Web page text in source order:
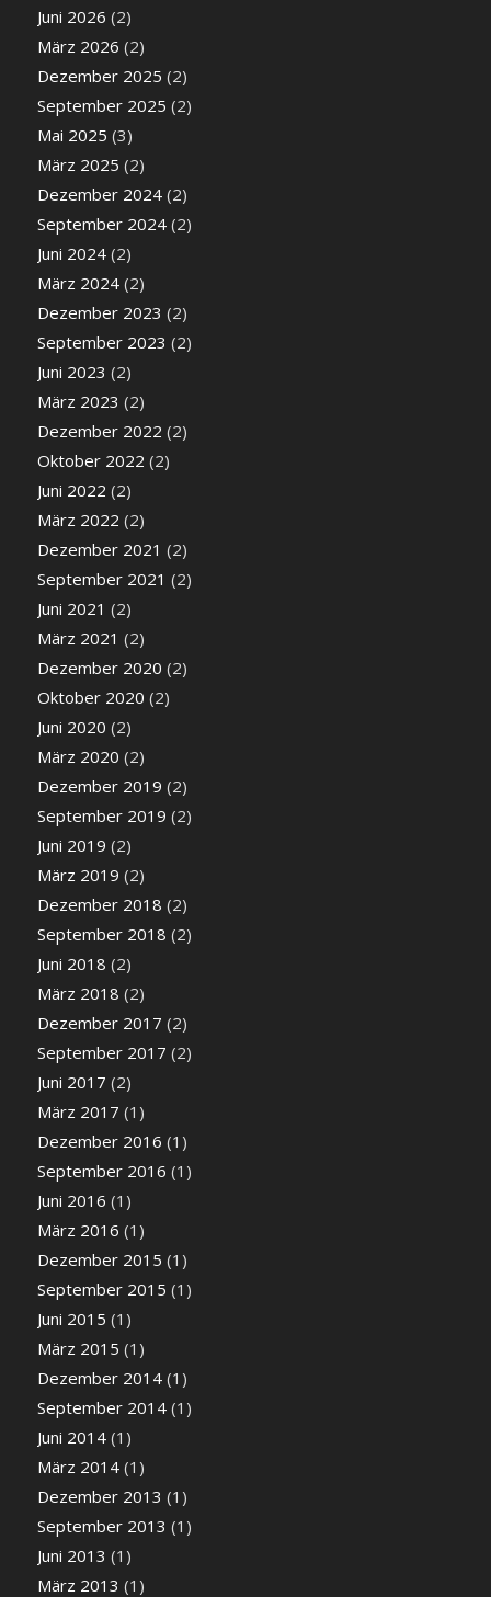
Juni 2026 (2)
März 2026 (2)
Dezember 2025 (2)
September 2025 (2)
Mai 2025 (3)
März 2025 (2)
Dezember 2024(2)
September 2024(2)
Juni 2024(2)
März 2024(2)
Dezember 2023 (2)
September 2023 (2)
Juni 2023 (2)
März 2023 (2)
Dezember 2022 (2)
Oktober 2022 (2)
Juni 2022 (2)
März 2022 (2)
Dezember 2021 (2)
September 2021 (2)
Juni 2021 (2)
März 2021 (2)
Dezember 2020 (2)
Oktober 2020 (2)
Juni 2020 (2)
März 2020 (2)
Dezember 2019 (2)
September 2019 (2)
Juni 2019 (2)
März 2019 (2)
Dezember 2018 (2)
September 2018 (2)
Juni 2018 (2)
März 2018 (2)
Dezember 2017 (2)
September 2017 (2)
Juni 2017 (2)
März 2017 (1)
Dezember 2016 (1)
September 2016 (1)
Juni 2016 (1)
März 2016 (1)
Dezember 2015 (1)
September 2015 (1)
Juni 2015 (1)
März 2015 (1)
Dezember 2014(1)
September 2014(1)
Juni 2014(1)
März 2014(1)
Dezember 2013 (1)
September 2013 (1)
Juni 2013 (1)
März 2013 (1)